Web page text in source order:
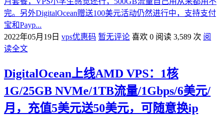
完。另外DigitalOcean赠送100美元活动仍然进行中，支持支付
宝和Payp...
2022年05月19日 vps优惠码 暂无评论 喜欢 0 阅读 3,589 次 阅
读全文
DigitalOcean上线AMD VPS：1核
1G/25GB NVMe/1TB流量/1Gbps/6美元/
月，充值5美元送50美元，可随意换ip